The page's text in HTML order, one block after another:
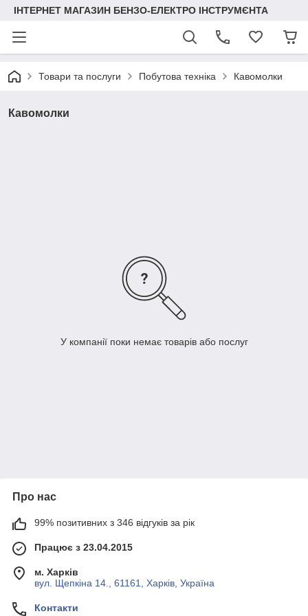
ІНТЕРНЕТ МАГАЗИН БЕНЗО-ЕЛЕКТРО ІНСТРУМЄНТА
Товари та послуги Побутова техніка Кавомолки
Кавомолки
У компанії поки немає товарів або послуг
Про нас
99% позитивних з 346 відгуків за рік
Працює з 23.04.2015
м. Харків
вул. Щепкіна 14., 61161, Харків, Україна
Контакти